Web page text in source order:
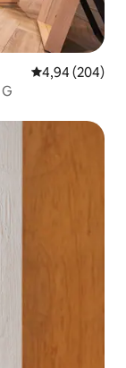
Note
4,94 (204)